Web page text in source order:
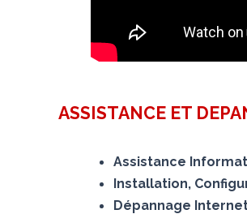
ASSISTANCE ET
Assistance
Installation,
Dépannage Internet